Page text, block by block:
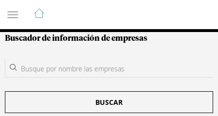
Guía de Empresas Colombianas
Buscador de información de empresas
BUSCAR